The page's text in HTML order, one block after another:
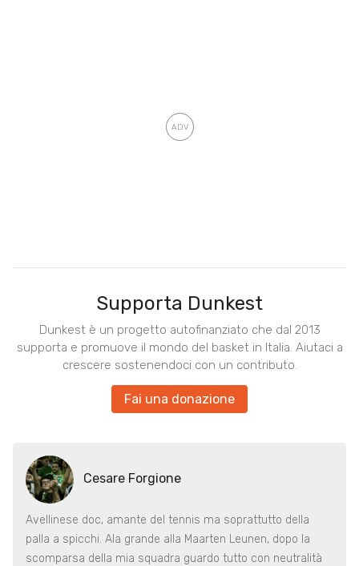
Supporta Dunkest
Dunkest è un progetto autofinanziato che dal 2013
supporta e promuove il mondo del basket in Italia. Aiutaci a
crescere sostenendoci con un contributo.
Fai una donazione
Cesare Forgione
Avellinese doc, amante del tennis ma soprattutto della
palla a spicchi. Ala grande alla Maarten Leunen, dopo la
scomparsa della mia squadra guardo tutto con neutralità